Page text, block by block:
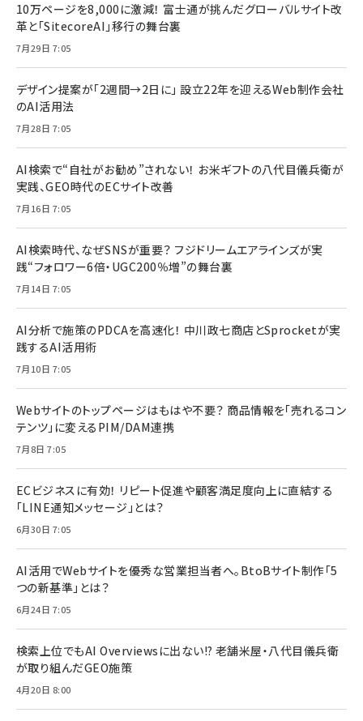
10万ページを8,000に激減！ 富士通が挑んだグローバルサイト改
革と「SitecoreAI」移行の舞台裏
7月29日 7:05
デザイン提案が「2週間→2日に」 設立22年を迎えるWeb制作会社
のAI活用法
7月28日 7:05
AI検索で“自社がお勧め”されない！ お米ギフトの八代目儀兵衛が
実践、GEO時代のECサイト改善
7月16日 7:05
AI検索時代、なぜSNSが重要？ フジドリームエアラインズが実
践“フォロワー6倍・UGC200％増”の舞台裏
7月14日 7:05
AI分析で施策のPDCAを高速化！ 中川政七商店とSprocketが実
践するAI活用術
7月10日 7:05
Webサイトのトップページはもはや不要？ 商品情報を「売れるコン
テンツ」に変えるPIM/DAM連携
7月8日 7:05
ECビジネスに有効！ リピート促進や顧客満足度向上に直結する
「LINE通知メッセージ」とは？
6月30日 7:05
AI活用でWebサイトを優秀な営業担当者へ。BtoBサイト制作「5
つの新基準」とは？
6月24日 7:05
検索上位でもAI Overviewsに出ない!? 老舗米屋・八代目儀兵衛
が取り組んだGEO施策
4月20日 8:00